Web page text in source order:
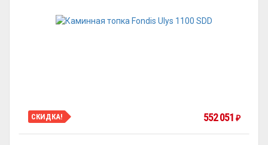
СКИДКА! 552 051 ₽